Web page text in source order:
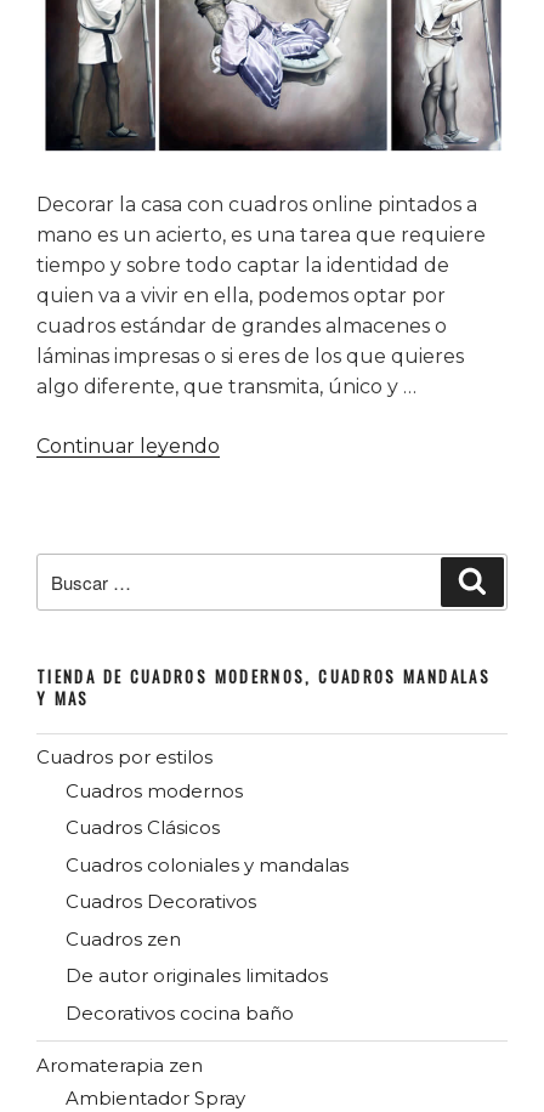
Decorar la casa con cuadros online pintados a
mano es un acierto, es una tarea que requiere
tiempo y sobre todo captar la identidad de
quien va a vivir en ella, podemos optar por
cuadros estándar de grandes almacenes o
láminas impresas o si eres de los que quieres
algo diferente, que transmita, único y …
Continuar leyendo
por:
TIENDA DE CUADROS MODERNOS, CUADROS MANDALAS
Y MAS
Cuadros por estilos
Cuadros modernos
Cuadros Clásicos
Cuadros coloniales y mandalas
Cuadros Decorativos
Cuadros zen
De autor originales limitados
Decorativos cocina baño
Aromaterapia zen
Ambientador Spray